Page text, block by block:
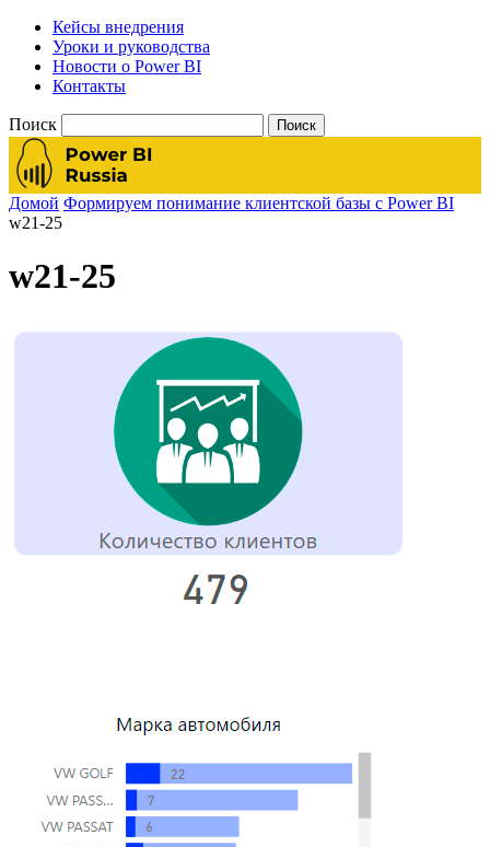
Кейсы внедрения
Уроки и руководства
Новости о Power BI
Контакты
Поиск
Домой Формируем понимание клиентской базы с Power BI
w21-25
w21-25